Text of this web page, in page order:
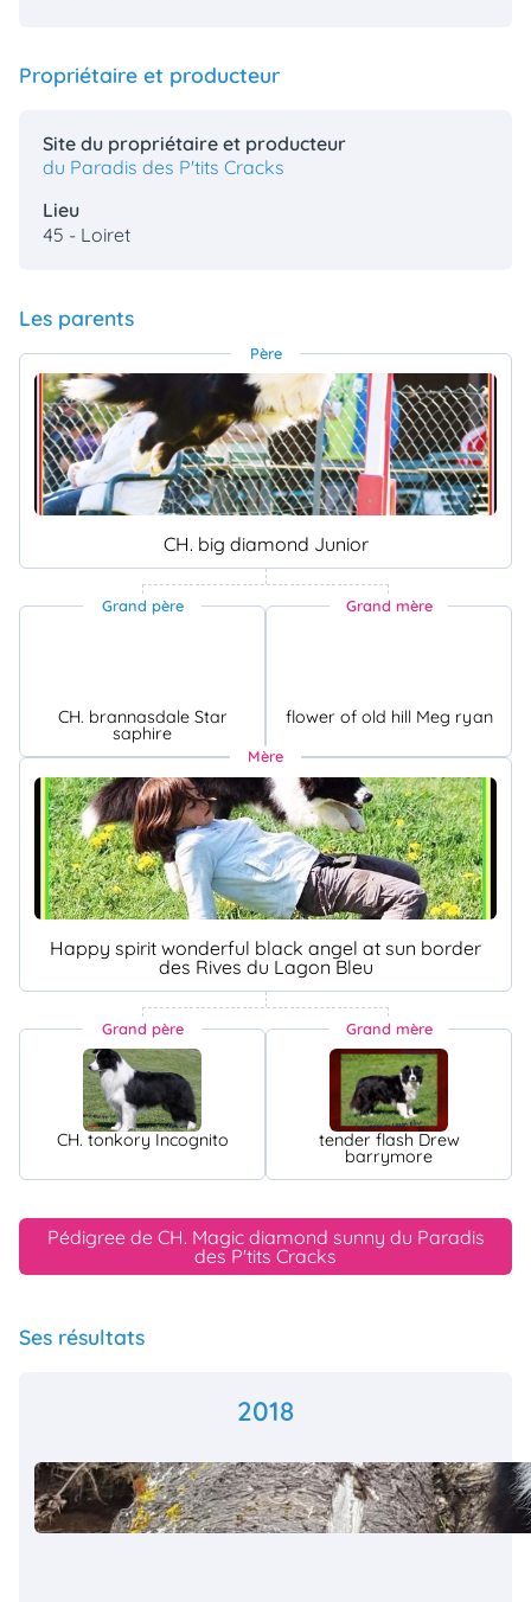
Propriétaire et producteur
Site du propriétaire et producteur
du Paradis des P'tits Cracks
Lieu
45 - Loiret
Les parents
Père
CH. big diamond Junior
Grand père
CH. brannasdale Star
saphire
Grand mère
flower of old hill Meg ryan
Mère
Happy spirit wonderful black angel at sun border
des Rives du Lagon Bleu
Grand père
CH. tonkory Incognito
Grand mère
tender flash Drew
barrymore
Pédigree de CH. Magic diamond sunny du Paradis
des P'tits Cracks
Ses résultats
2018